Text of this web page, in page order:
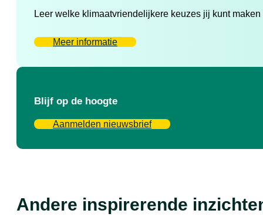
Leer welke klimaatvriendelijkere keuzes jij kunt
Meer informatie
Blijf op de hoogte
Aanmelden nieuwsbrief
Andere inspirerende